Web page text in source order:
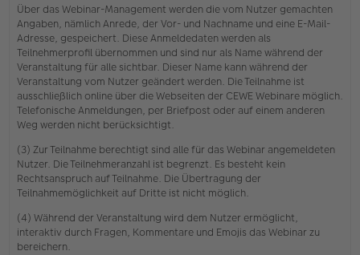
Über das Webinar-Management werden die vom Nutzer gemachten
Angaben, nämlich Anrede, der Vor- und Nachname und eine E-Mail-
Adresse, gespeichert. Diese Anmeldedaten werden als
Teilnehmerprofil übernommen und sind nur als Name während der
Veranstaltung für alle sichtbar. Dieser Name kann während der
Veranstaltung vom Nutzer geändert werden. Die Teilnahme ist
ausschließlich online über die Webseiten der CEWE Webinare möglich.
Telefonische Anmeldungen, per Briefpost oder auf einem anderen
Weg werden nicht berücksichtigt.
(3) Zur Teilnahme berechtigt sind alle für das Webinar angemeldeten
Nutzer. Die Teilnehmeranzahl ist begrenzt. Es besteht kein
Rechtsanspruch auf Teilnahme. Die Übertragung der
Teilnahmemöglichkeit auf Dritte ist nicht möglich.
(4) Während der Veranstaltung wird dem Nutzer ermöglicht,
interaktiv durch Fragen, Kommentare und Emojis das Webinar zu
bereichern.